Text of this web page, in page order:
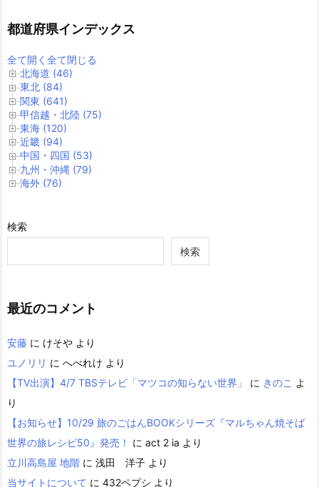
都道府県インデックス
全て開く 全て閉じる
北海道 (46)
東北 (84)
関東 (641)
甲信越・北陸 (75)
東海 (120)
近畿 (94)
中国・四国 (53)
九州・沖縄 (79)
海外 (76)
検索
検索
最近のコメント
安藤 に けそや より
ユノリリ に へべれけ より
【TV出演】4/7 TBSテレビ「マツコの知らない世界」
に きのこ よ
り
【お知らせ】10/29 旅のごはんBOOKシリーズ『マルちゃん焼そば
世界の旅レシピ50』発売！
に act 2 ia より
立川高島屋 地階 に 浅田 洋子 より
当サイトについて に 432ペプシ より